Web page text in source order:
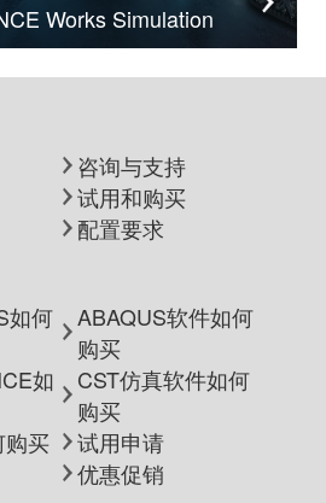
Works Simulation
咨询与支持
试用和购买
配置要求
如何
ABAQUS软件如何
购买
如
CST仿真软件如何
购买
买
试用申请
优惠促销